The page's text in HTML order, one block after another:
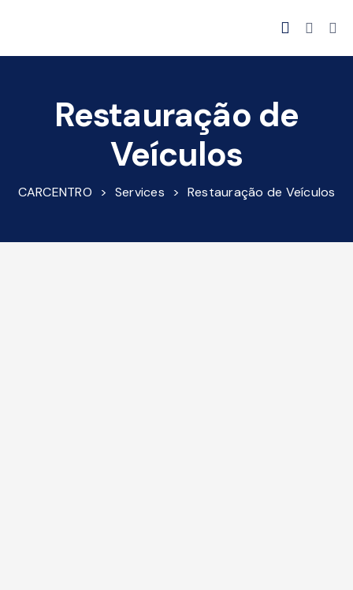
Restauração de
Veículos
CARCENTRO > Services > Restauração de Veículos